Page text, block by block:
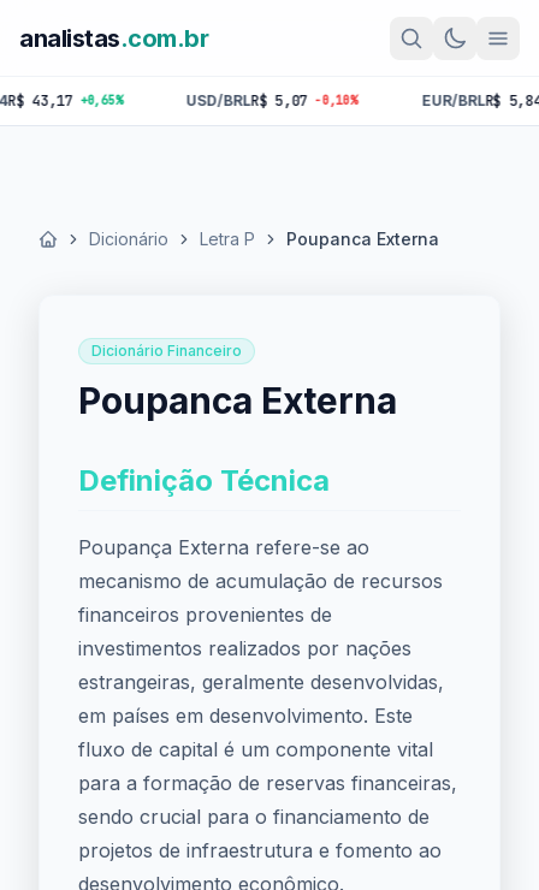
analistas.com.br
+0,65% USD/BRLR$ 5,07 -0,10% EUR/BRLR$ 5,84 -
Início Dicionário Letra P Poupanca Externa
Dicionário Financeiro
Poupanca Externa
Definição Técnica
Poupança Externa refere-se ao
mecanismo de acumulação de recursos
financeiros provenientes de
investimentos realizados por nações
estrangeiras, geralmente desenvolvidas,
em países em desenvolvimento. Este
fluxo de capital é um componente vital
para a formação de reservas financeiras,
sendo crucial para o financiamento de
projetos de infraestrutura e fomento ao
desenvolvimento econômico.